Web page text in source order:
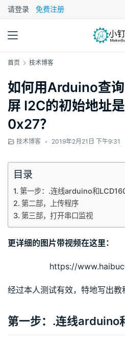
请登录 免费注册
首页 技术博客
如何用Arduino查
屏 I2C的初始地址
0x27？
技术博客 • 2019年2月21日 下午9:31
目录
第一步：.连线arduino和
第二部，上传程序
第三部，打开串口监视
更详细的图片带视频在这里：
https://
经过本人测试有效，特地写出教
第一步：.连线arduino